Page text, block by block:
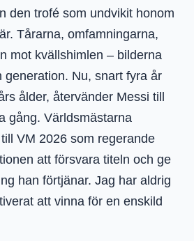
den trofé som undvikit honom
Tårarna, omfamningarna,
mot kvällshimlen – bilderna
generation. Nu, snart fyra år
ålder, återvänder Messi till
gång. Världsmästarna
VM 2026 som regerande
att försvara titeln och ge
han förtjänar. Jag har aldrig
att vinna för en enskild